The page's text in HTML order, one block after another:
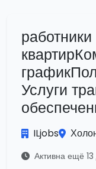
Услуги
ILjobs
Активна ещё